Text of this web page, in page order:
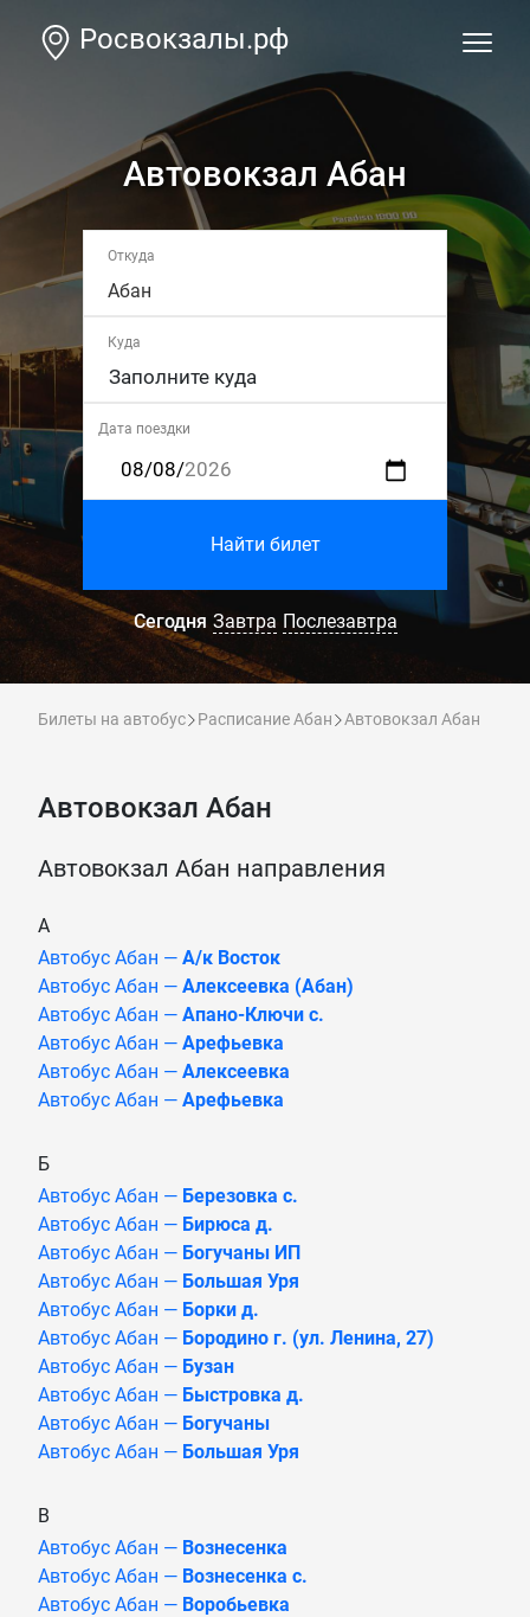
Росвокзалы.рф
Автовокзал Абан
Откуда
Абан
Куда
Дата поездки
Найти билет
Сегодня Завтра Послезавтра
Билеты на автобус Расписание Абан Автовокзал Абан
Автовокзал Абан
Автовокзал Абан направления
А
Автобус Абан — А/к Восток
Автобус Абан — Алексеевка (Абан)
Автобус Абан — Апано-Ключи с.
Автобус Абан — Арефьевка
Автобус Абан — Алексеевка
Автобус Абан — Арефьевка
Б
Автобус Абан — Березовка с.
Автобус Абан — Бирюса д.
Автобус Абан — Богучаны ИП
Автобус Абан — Большая Уря
Автобус Абан — Борки д.
Автобус Абан — Бородино г. (ул. Ленина, 27)
Автобус Абан — Бузан
Автобус Абан — Быстровка д.
Автобус Абан — Богучаны
Автобус Абан — Большая Уря
В
Автобус Абан — Вознесенка
Автобус Абан — Вознесенка с.
Автобус Абан — Воробьевка